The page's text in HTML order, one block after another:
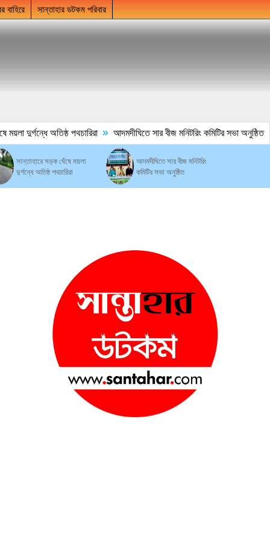
বাহিরে সান্তাহার ডটকম পরিবার
দুর্গন্ধে অতিষ্ঠ পথচারিরা » আদমদীঘিতে সার বীজ মনিটরিং কমিটির সভা অনুষ্ঠিত
সান্তাহারে সড়ক ঘেঁষে ময়লা
দুর্গন্ধে অতিষ্ঠ পথচারিরা
আদমদীঘিতে সার বীজ মনিটরিং
কমিটির সভা অনুষ্ঠিত